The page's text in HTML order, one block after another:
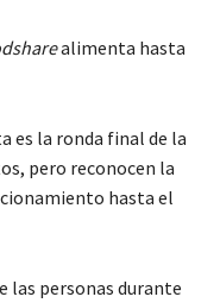
alimenta hasta
es la ronda final de la
pero reconocen la
hasta el
las personas durante